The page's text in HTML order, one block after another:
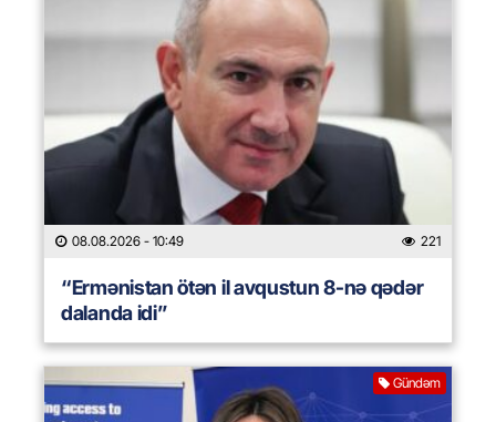
08.08.2026 - 10:49 221
“Ermənistan ötən il avqustun 8-nə qədər
dalanda idi”
Gündəm